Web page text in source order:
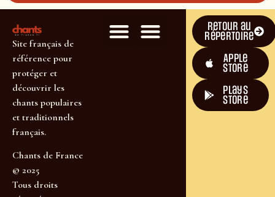
Site français de
référence pour
protéger et
découvrir les
chants populaires
et traditionnels
français.
Chants de France
© 2025
Tous droits
Retour au
répertoire
Apple
Store
plays
store